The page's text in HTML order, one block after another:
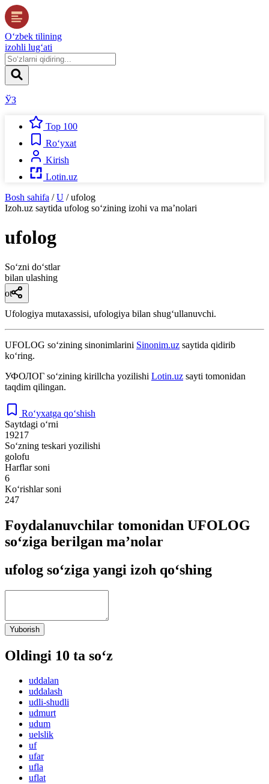
O‘zbek tilining
izohli lug‘ati
ЎЗ
Top 100
Ro‘yxat
Kirish
Lotin.uz
Bosh sahifa / U / ufolog
Izoh.uz saytida ufolog so‘zining izohi va ma’nolari
ufolog
So‘zni do‘stlar
bilan ulashing
ot
Ufologiya mutaxassisi, ufologiya bilan shugʻullanuvchi.
UFOLOG so‘zining sinonimlarini Sinonim.uz saytida qidirib
ko‘ring.
УФОЛОГ so‘zining kirillcha yozilishi Lotin.uz sayti tomonidan
taqdim qilingan.
Ro‘yxatga qo‘shish
Saytdagi o‘rni
19217
So‘zning teskari yozilishi
golofu
Harflar soni
6
Ko‘rishlar soni
247
Foydalanuvchilar tomonidan UFOLOG
so‘ziga berilgan ma’nolar
ufolog so‘ziga yangi izoh qo‘shing
Yuborish
Oldingi 10 ta so‘z
uddalan
uddalash
udli-shudli
udmurt
udum
uelslik
uf
ufar
ufla
uflat